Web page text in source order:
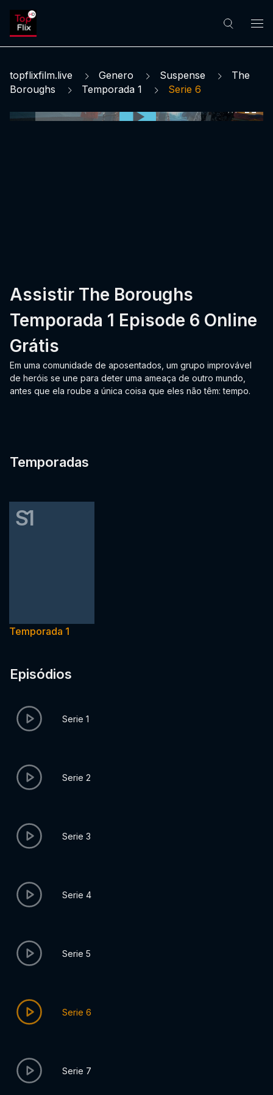
topflixfilm.live Genero Suspense
The
Boroughs
Temporada 1 Serie 6
Assistir The Boroughs
Temporada 1 Episode 6 Online
Grátis
Em uma comunidade de aposentados, um grupo improvável
de heróis se une para deter uma ameaça de outro mundo,
antes que ela roube a única coisa que eles não têm: tempo.
Temporadas
S1
Temporada 1
Episódios
Serie 1
Serie 2
Serie 3
Serie 4
Serie 5
Serie 6
Serie 7